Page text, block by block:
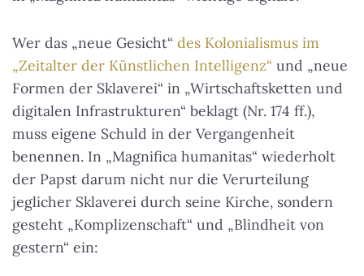
Wer das „neue Gesicht“ des Kolonialismus im
„Zeitalter der Künstlichen Intelligenz“ und „neue
Formen der Sklaverei“ in „Wirtschaftsketten und
digitalen Infrastrukturen“ beklagt (Nr. 174 ff.),
muss eigene Schuld in der Vergangenheit
benennen. In „Magnifica humanitas“ wiederholt
der Papst darum nicht nur die Verurteilung
jeglicher Sklaverei durch seine Kirche, sondern
gesteht „Komplizenschaft“ und „Blindheit von
gestern“ ein: